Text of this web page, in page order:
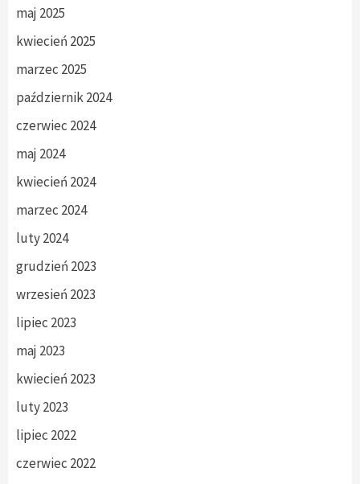
maj 2025
kwiecień 2025
marzec 2025
październik 2024
czerwiec 2024
maj 2024
kwiecień 2024
marzec 2024
luty 2024
grudzień 2023
wrzesień 2023
lipiec 2023
maj 2023
kwiecień 2023
luty 2023
lipiec 2022
czerwiec 2022